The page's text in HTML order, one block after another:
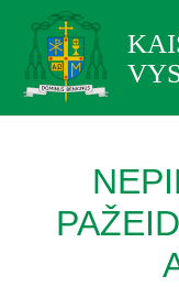
Pereiti
turinio